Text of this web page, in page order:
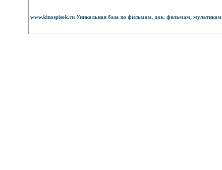
www.kinospisok.ru Уникальная база по фильмам, док. фильмам,